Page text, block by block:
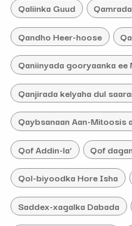
Qaliinka Guud Qamrada
Qandho Heer-hoose
Qaniinyada gooryaanka ee
Qanjirada kelyaha dul
Qaybsanaan Aan-Mitoosis
Qof Addin-la’ Qof dagan
Qol-biyoodka Hore Isha
Saddex-xagalka Dabada